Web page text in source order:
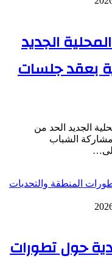
الجديد
بعقد جلسات
الجديد الحد من
مشاركة الشباب
حول تطورات